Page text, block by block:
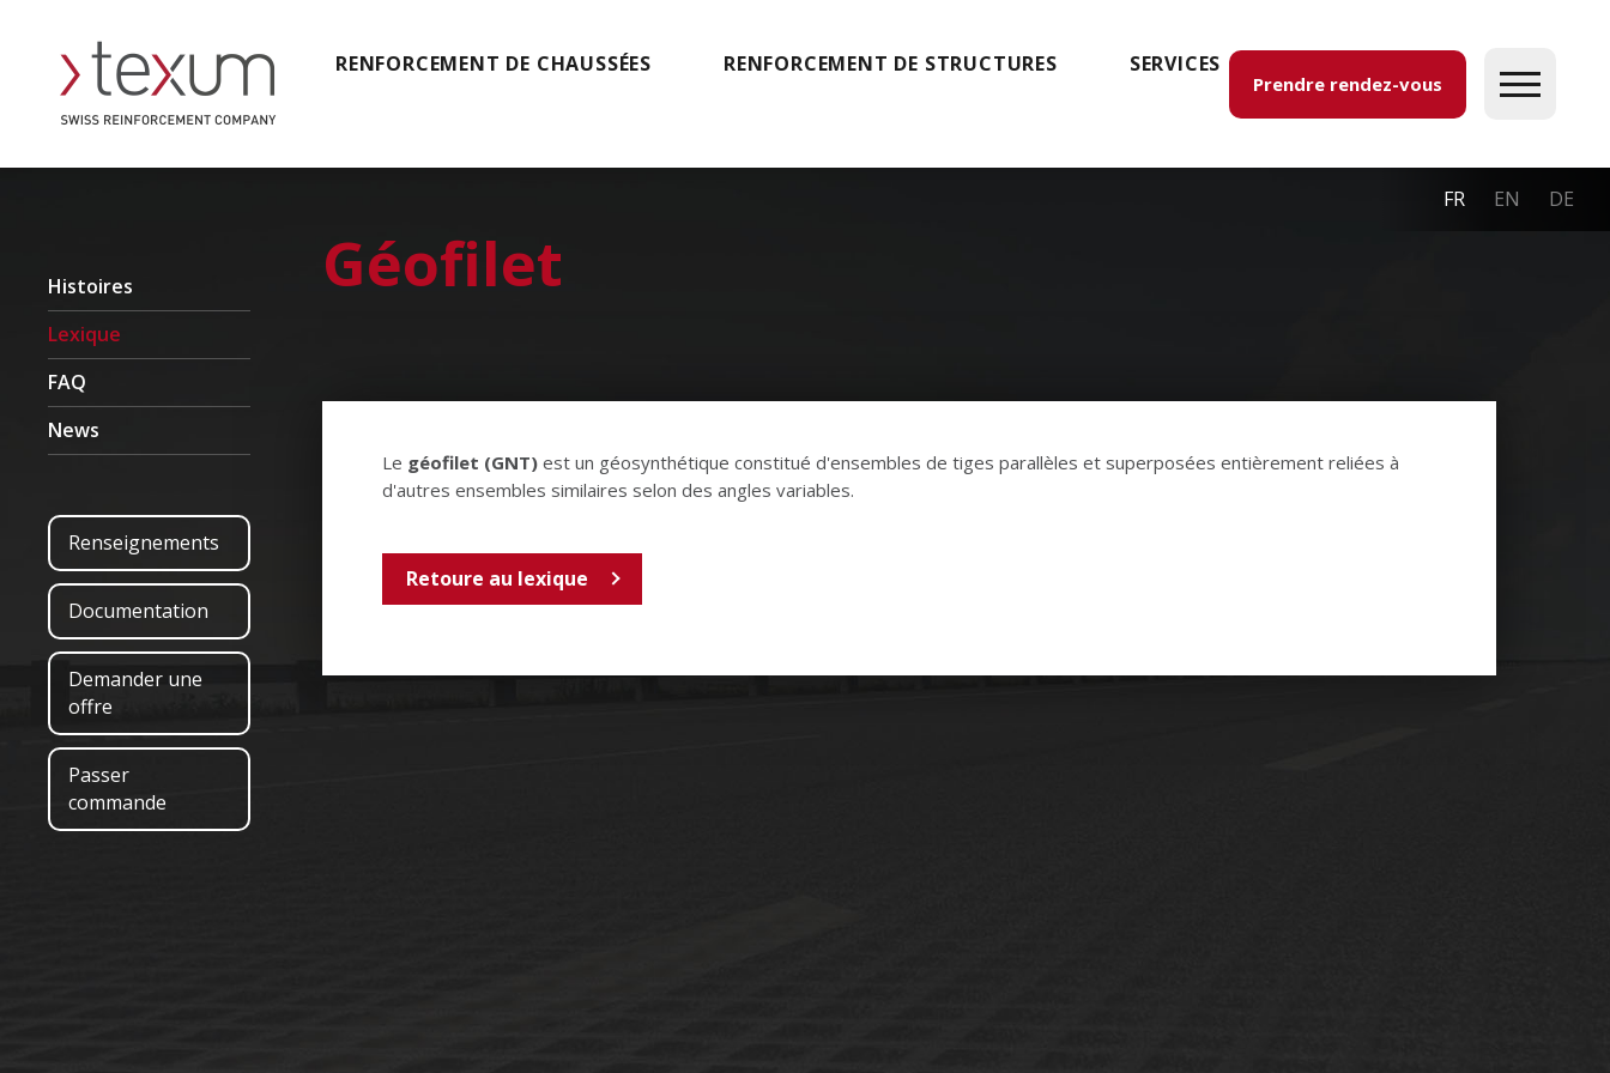
Prendre rendez-vous
FR EN DE
RENFORCEMENT DE CHAUSSÉES RENFORCEMENT DE STRUCTURES SERVICES
Histoires
Lexique
FAQ
News
Renseignements
Documentation
Demander une
offre
Passer
commande
Géofilet
Le géofilet (GNT)est un géosynthétique constitué d'ensembles de tiges parallèles et superposées entièrement reliées à
d'autres ensembles similaires selon des angles variables.
Retoure au lexique